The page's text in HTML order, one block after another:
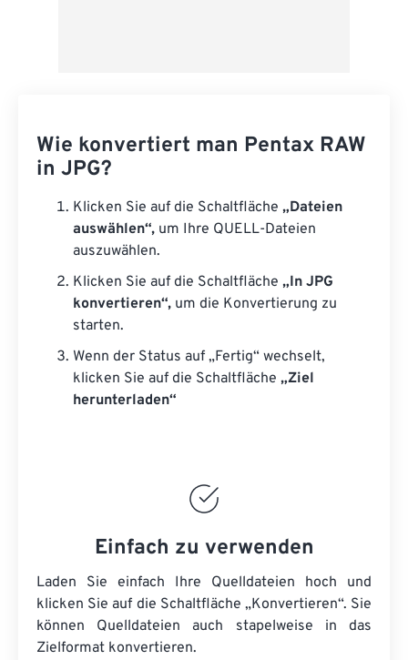
Wie konvertiert man Pentax RAW
in JPG?
Klicken Sie auf die Schaltfläche „Dateien
auswählen“, um Ihre QUELL-Dateien
auszuwählen.
Klicken Sie auf die Schaltfläche „In JPG
konvertieren“, um die Konvertierung zu
starten.
Wenn der Status auf „Fertig“ wechselt,
klicken Sie auf die Schaltfläche „Ziel
herunterladen“
Einfach zu verwenden
Laden Sie einfach Ihre Quelldateien hoch und
klicken Sie auf die Schaltfläche „Konvertieren“. Sie
können Quelldateien auch stapelweise in das
Zielformat konvertieren.